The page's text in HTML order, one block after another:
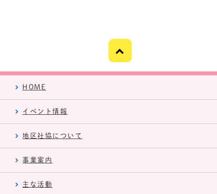
HOME
イベント情報
地区社協について
事業案内
主な活動